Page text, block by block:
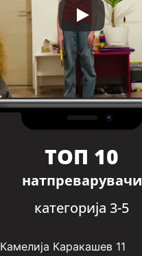
ТОП 10
натпреварувачи
категорија 3-5
Камелија Каракашев 11